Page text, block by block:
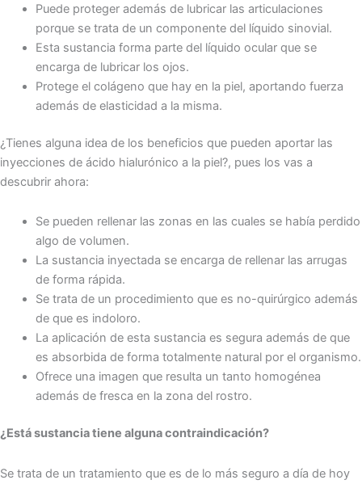
Puede proteger además de lubricar las articulaciones
porque se trata de un componente del líquido sinovial.
Esta sustancia forma parte del líquido ocular que se
encarga de lubricar los ojos.
Protege el colágeno que hay en la piel, aportando fuerza
además de elasticidad a la misma.
¿Tienes alguna idea de los beneficios que pueden aportar las
inyecciones de ácido hialurónico a la piel?, pues los vas a
descubrir ahora:
Se pueden rellenar las zonas en las cuales se había perdido
algo de volumen.
La sustancia inyectada se encarga de rellenar las arrugas
de forma rápida.
Se trata de un procedimiento que es no-quirúrgico además
de que es indoloro.
La aplicación de esta sustancia es segura además de que
es absorbida de forma totalmente natural por el organismo.
Ofrece una imagen que resulta un tanto homogénea
además de fresca en la zona del rostro.
¿Está sustancia tiene alguna contraindicación?
Se trata de un tratamiento que es de lo más seguro a día de hoy